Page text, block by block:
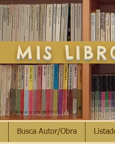
MIS
Busca Autor/Obra